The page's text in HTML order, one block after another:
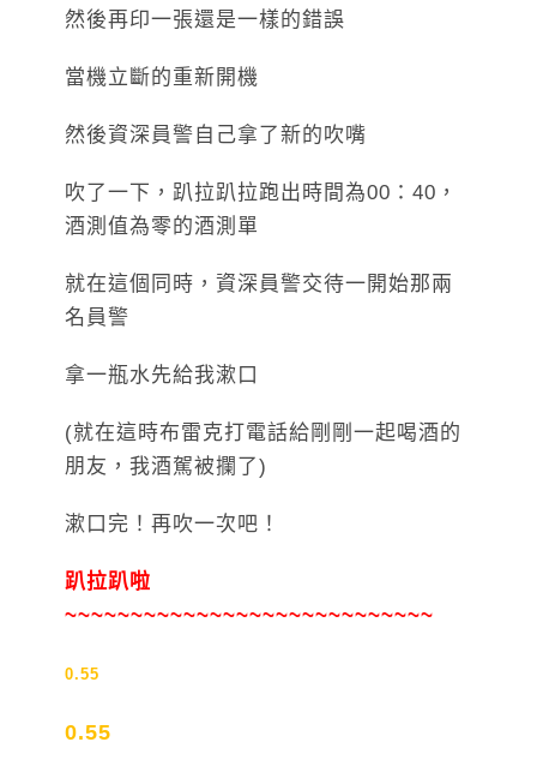
然後再印一張還是一樣的錯誤
當機立斷的重新開機
然後資深員警自己拿了新的吹嘴
吹了一下，趴拉趴拉跑出時間為00：40，
酒測值為零的酒測單
就在這個同時，資深員警交待一開始那兩
名員警
拿一瓶水先給我漱口
(就在這時布雷克打電話給剛剛一起喝酒的
朋友，我酒駕被攔了)
漱口完！再吹一次吧！
趴拉趴啦
~~~~~~~~~~~~~~~~~~~~~~~~~~~~
0.55
0.55